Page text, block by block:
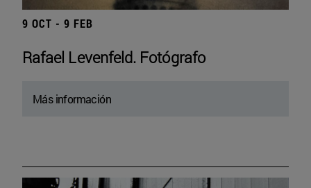
9 OCT - 9 FEB
Rafael Levenfeld. Fotógrafo
Más información